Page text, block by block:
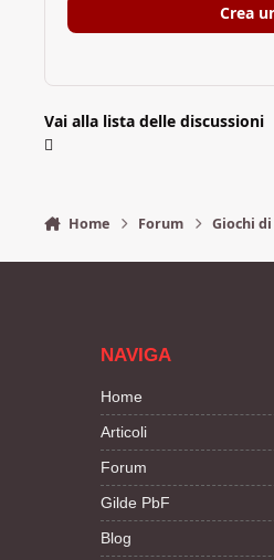
Crea
Vai alla lista delle discussioni
Home Forum Giochi
NAVIGA
Home
Articoli
Forum
Gilde PbF
Blog